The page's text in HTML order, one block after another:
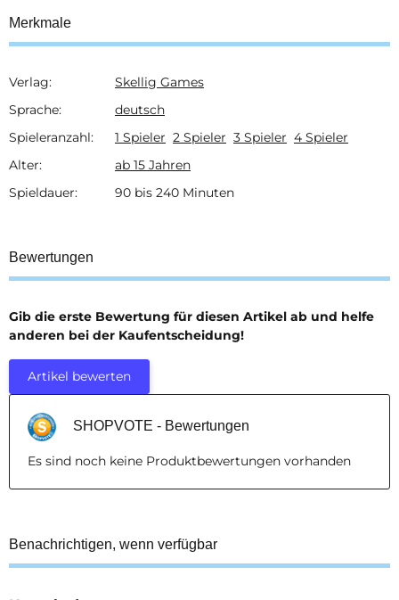
Merkmale
Produkteigenschaft
Wert
Verlag:
Skellig Games
Sprache:
deutsch
Spieleranzahl:
1 Spieler 2 Spieler 3 Spieler 4 Spieler
Alter:
ab 15 Jahren
Spieldauer:
90 bis 240 Minuten
Bewertungen
Gib die erste Bewertung für diesen Artikel ab und helfe
anderen bei der Kaufentscheidung!
Artikel bewerten
SHOPVOTE - Bewertungen
Es sind noch keine Produktbewertungen vorhanden
Benachrichtigen, wenn verfügbar